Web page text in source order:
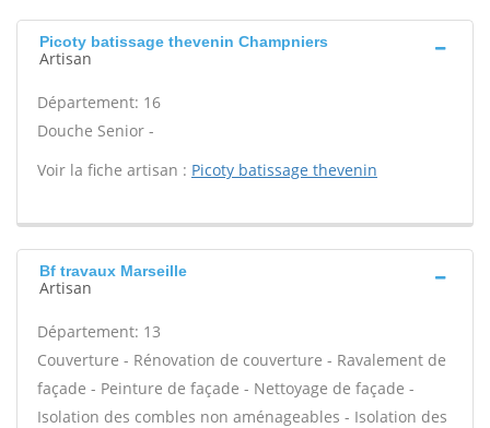
Picoty batissage thevenin Champniers
Artisan
Département: 16
Douche Senior -
Voir la fiche artisan : Picoty batissage thevenin
Bf travaux Marseille
Artisan
Département: 13
Couverture - Rénovation de couverture - Ravalement de
façade - Peinture de façade - Nettoyage de façade -
Isolation des combles non aménageables - Isolation des